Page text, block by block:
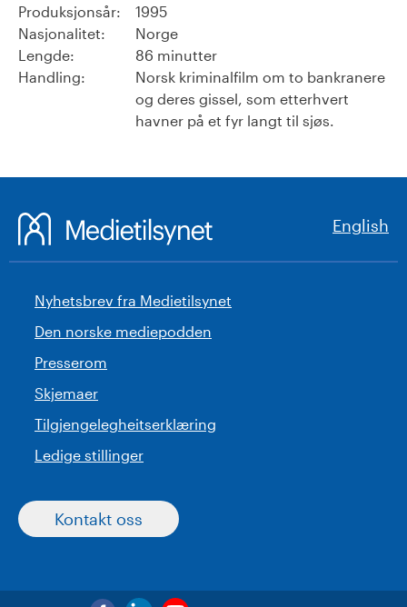
Produksjonsår:
1995
Nasjonalitet:
Norge
Lengde:
86 minutter
Handling:
Norsk kriminalfilm om to bankranere
og deres gissel, som etterhvert
havner på et fyr langt til sjøs.
English
Nyhetsbrev fra Medietilsynet
Den norske mediepodden
Presserom
Skjemaer
Tilgjengelegheitserklæring
Ledige stillinger
Kontakt oss